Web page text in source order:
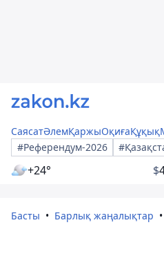
СаясатӘлемҚаржыОқиғаҚұқық
#Референдум-2026
+24° $
Басты Барлық жаңалықтар